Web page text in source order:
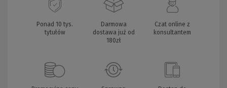
Ponad 10 tys.
tytułów
Darmowa
dostawa już od
180zł
Czat online z
konsultantem